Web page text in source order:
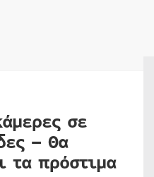
σε
– Θα
τα πρόστιμα